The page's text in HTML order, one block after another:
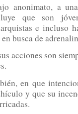
anonimato, a
que son
e incluso
busca de
acciones son
en que
y que su